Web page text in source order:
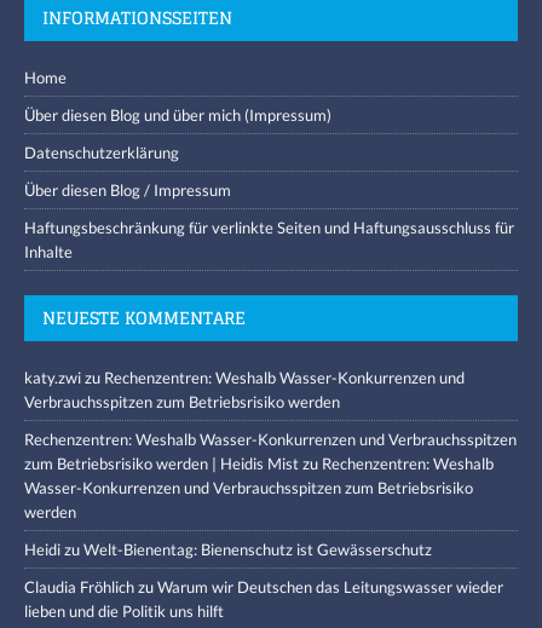
INFORMATIONSSEITEN
Home
Über diesen Blog und über mich (Impressum)
Datenschutzerklärung
Über diesen Blog / Impressum
Haftungsbeschränkung für verlinkte Seiten und Haftungsausschluss für
Inhalte
NEUESTE KOMMENTARE
katy.zwizu Rechenzentren: Weshalb Wasser-Konkurrenzen und
Verbrauchsspitzen zum Betriebsrisiko werden
Rechenzentren: Weshalb Wasser-Konkurrenzen und Verbrauchsspitzen
zum Betriebsrisiko werden | Heidis Mistzu Rechenzentren: Weshalb
Wasser-Konkurrenzen und Verbrauchsspitzen zum Betriebsrisiko
werden
HeidizuWelt-Bienentag: Bienenschutz ist Gewässerschutz
Claudia FröhlichzuWarum wir Deutschen das Leitungswasser wieder
lieben und die Politik uns hilft